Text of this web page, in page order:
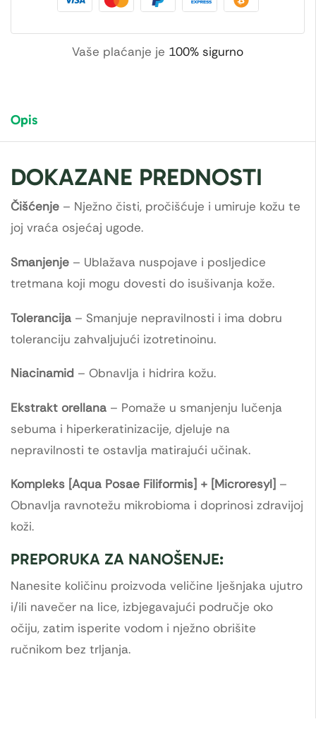
Vaše plaćanje je 100% sigurno
Opis
DOKAZANE PREDNOSTI
Čišćenje – Nježno čisti, pročišćuje i umiruje kožu te
joj vraća osjećaj ugode.
Smanjenje – Ublažava nuspojave i posljedice
tretmana koji mogu dovesti do isušivanja kože.
Tolerancija – Smanjuje nepravilnosti i ima dobru
toleranciju zahvaljujući izotretinoinu.
Niacinamid – Obnavlja i hidrira kožu.
Ekstrakt orellana – Pomaže u smanjenju lučenja
sebuma i hiperkeratinizacije, djeluje na
nepravilnosti te ostavlja matirajući učinak.
Kompleks [Aqua Posae Filiformis] + [Microresyl] –
Obnavlja ravnotežu mikrobioma i doprinosi zdravijoj
koži.
PREPORUKA ZA NANOŠENJE:
Nanesite količinu proizvoda veličine lješnjaka ujutro
i/ili navečer na lice, izbjegavajući područje oko
očiju, zatim isperite vodom i nježno obrišite
ručnikom bez trljanja.